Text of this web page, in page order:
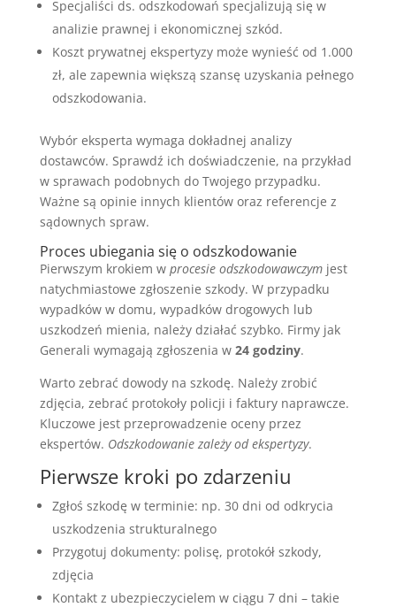
Specjaliści ds. odszkodowań specjalizują się w
analizie prawnej i ekonomicznej szkód.
Koszt prywatnej ekspertyzy może wynieść od 1.000
zł, ale zapewnia większą szansę uzyskania pełnego
odszkodowania.
Wybór eksperta wymaga dokładnej analizy
dostawców. Sprawdź ich doświadczenie, na przykład
w sprawach podobnych do Twojego przypadku.
Ważne są opinie innych klientów oraz referencje z
sądownych spraw.
Proces ubiegania się o odszkodowanie
Pierwszym krokiem w procesie odszkodowawczymjest
natychmiastowe zgłoszenie szkody. W przypadku
wypadków w domu, wypadków drogowych lub
uszkodzeń mienia, należy działać szybko. Firmy jak
Generali wymagają zgłoszenia w 24 godziny.
Warto zebrać dowody na szkodę. Należy zrobić
zdjęcia, zebrać protokoły policji i faktury naprawcze.
Kluczowe jest przeprowadzenie oceny przez
ekspertów. Odszkodowanie zależy od ekspertyzy.
Pierwsze kroki po zdarzeniu
Zgłoś szkodę w terminie: np. 30 dni od odkrycia
uszkodzenia strukturalnego
Przygotuj dokumenty: polisę, protokół szkody,
zdjęcia
Kontakt z ubezpieczycielem w ciągu 7 dni – takie